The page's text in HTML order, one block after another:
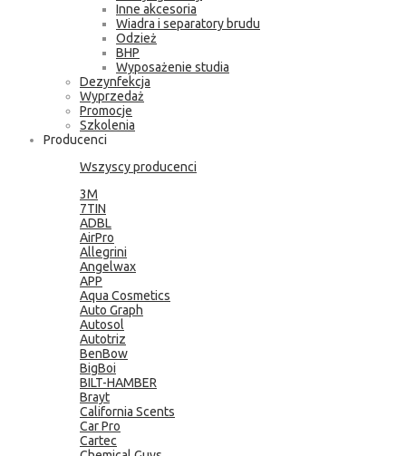
Inne akcesoria
Wiadra i separatory brudu
Odzież
BHP
Wyposażenie studia
Dezynfekcja
Wyprzedaż
Promocje
Szkolenia
Producenci
Wszyscy producenci
3M
7TIN
ADBL
AirPro
Allegrini
Angelwax
APP
Aqua Cosmetics
Auto Graph
Autosol
Autotriz
BenBow
BigBoi
BILT-HAMBER
Brayt
California Scents
Car Pro
Cartec